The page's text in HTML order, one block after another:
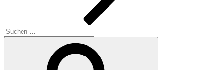
Suchen
nach: